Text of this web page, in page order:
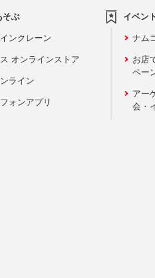
そぶ
ンクレーン
オンラインストア
ライン
ォンアプリ
イベン
ナム
お店
ペー
アー
会・